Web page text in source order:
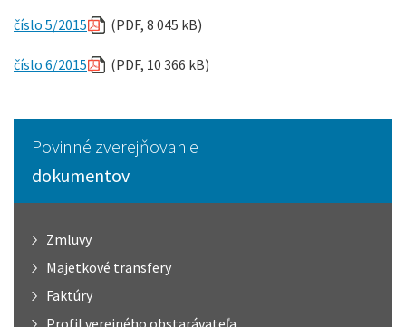
číslo 5/2015 (PDF, 8 045 kB)
číslo 6/2015 (PDF, 10 366 kB)
Povinné zverejňovanie
dokumentov
Zmluvy
Majetkové transfery
Faktúry